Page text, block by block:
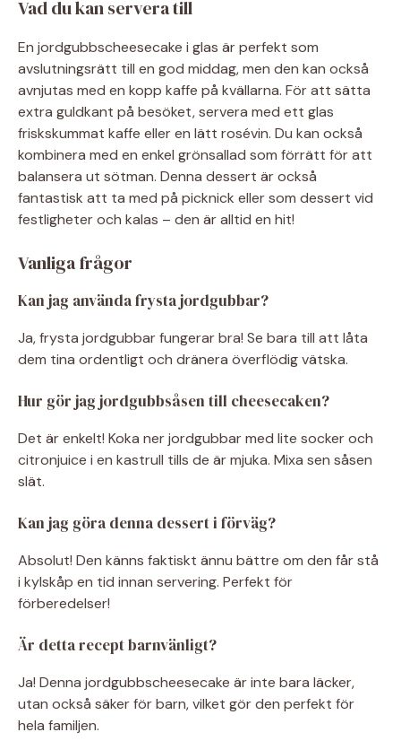
Vad du kan servera till
En jordgubbscheesecake i glas är perfekt som
avslutningsrätt till en god middag, men den kan också
avnjutas med en kopp kaffe på kvällarna. För att sätta
extra guldkant på besöket, servera med ett glas
friskskummat kaffe eller en lätt rosévin. Du kan också
kombinera med en enkel grönsallad som förrätt för att
balansera ut sötman. Denna dessert är också
fantastisk att ta med på picknick eller som dessert vid
festligheter och kalas – den är alltid en hit!
Vanliga frågor
Kan jag använda frysta jordgubbar?
Ja, frysta jordgubbar fungerar bra! Se bara till att låta
dem tina ordentligt och dränera överflödig vätska.
Hur gör jag jordgubbsåsen till cheesecaken?
Det är enkelt! Koka ner jordgubbar med lite socker och
citronjuice i en kastrull tills de är mjuka. Mixa sen såsen
slät.
Kan jag göra denna dessert i förväg?
Absolut! Den känns faktiskt ännu bättre om den får stå
i kylskåp en tid innan servering. Perfekt för
förberedelser!
Är detta recept barnvänligt?
Ja! Denna jordgubbscheesecake är inte bara läcker,
utan också säker för barn, vilket gör den perfekt för
hela familjen.